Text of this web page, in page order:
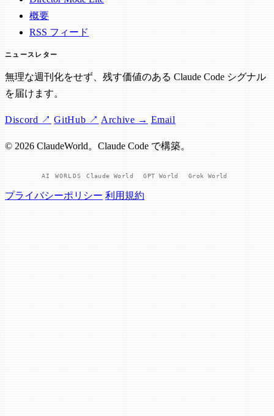
概要
RSS フィード
ニュースレター
無理な週刊化をせず、残す価値のある Claude Code シグナル
を届けます。
Discord ↗ GitHub ↗ Archive → Email
© 2026 ClaudeWorld。Claude Code で構築。
AI WORLDS Claude World GPT World Grok World
プライバシーポリシー 利用規約